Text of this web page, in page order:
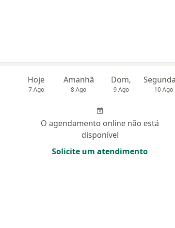
Hoje
7 Ago
Amanhã
8 Ago
Dom,
9 Ago 10 Ago
O agendamento online não está
disponível
Solicite um atendimento